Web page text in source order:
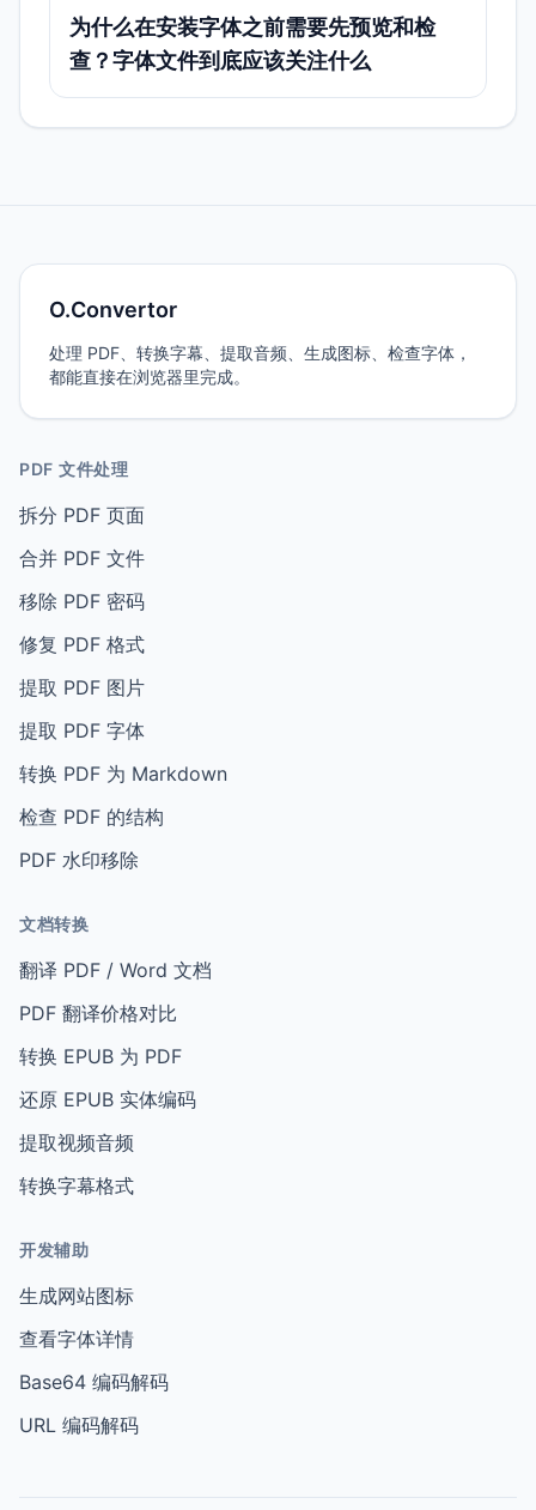
为什么在安装字体之前需要先预览和检
查？字体文件到底应该关注什么
O.Convertor
处理 PDF、转换字幕、提取音频、生成图标、检查字体，
都能直接在浏览器里完成。
PDF 文件处理
拆分 PDF 页面
合并 PDF 文件
移除 PDF 密码
修复 PDF 格式
提取 PDF 图片
提取 PDF 字体
转换 PDF 为 Markdown
检查 PDF 的结构
PDF 水印移除
文档转换
翻译 PDF / Word 文档
PDF 翻译价格对比
转换 EPUB 为 PDF
还原 EPUB 实体编码
提取视频音频
转换字幕格式
开发辅助
生成网站图标
查看字体详情
Base64 编码解码
URL 编码解码